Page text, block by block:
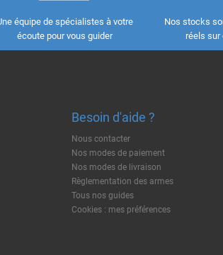
équipe de spécialistes à votre
écoute pour vous guider
Nos stocks
réels sur
Besoin d'aide ?
Nous contacter
Nos modes de paiement
Nos modes de livraison
Règlementation des armes
Tous nos guides
Cookies : mes préférences